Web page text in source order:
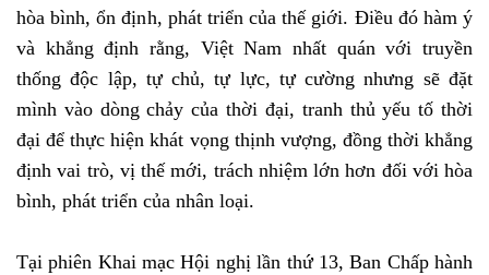
hòa bình, ổn định, phát triển của thế giới. Điều đó hàm ý
và khẳng định rằng, Việt Nam nhất quán với truyền
thống độc lập, tự chủ, tự lực, tự cường nhưng sẽ đặt
mình vào dòng chảy của thời đại, tranh thủ yếu tố thời
đại để thực hiện khát vọng thịnh vượng, đồng thời khẳng
định vai trò, vị thế mới, trách nhiệm lớn hơn đối với hòa
bình, phát triển của nhân loại.
Tại phiên Khai mạc Hội nghị lần thứ 13, Ban Chấp hành